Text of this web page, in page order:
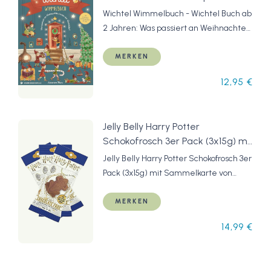
Weihnachten hinter der
Wichteltür?
Wichtel Wimmelbuch - Wichtel Buch ab
2 Jahren: Was passiert an Weihnachten
MERKEN
12,95 €
Jelly Belly Harry Potter
Schokofrosch 3er Pack (3x15g) mit
Sammelkarte von berühmten
Hexen und Zauberern,
Jelly Belly Harry Potter Schokofrosch 3er
Pack (3x15g) mit Sammelkarte von
Milchschokolade mit Puffreis
MERKEN
14,99 €